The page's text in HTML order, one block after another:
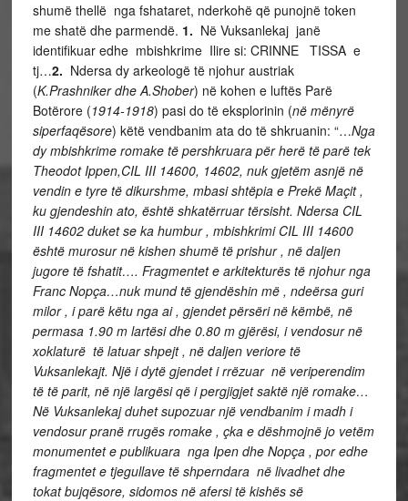
shumë thellë nga fshataret, nderkohë që punojnë token
me shatë dhe parmendë. 1. Në Vuksanlekaj janë
identifikuar edhe mbishkrime Ilire si: CRINNE TISSA e
tj…2. Ndersa dy arkeologë të njohur austriak
(K.Prashniker dhe A.Shober) në kohen e luftës Parë
Botërore (1914-1918) pasi do të eksplorinin (në mënyrë
siperfaqësore) këtë vendbanim ata do të shkruanin: “…Nga
dy mbishkrime romake të pershkruara për herë të parë tek
Theodot Ippen,CIL III 14600, 14602, nuk gjetëm asnjë në
vendin e tyre të dikurshme, mbasi shtëpia e Prekë Maçit ,
ku gjendeshin ato, është shkatërruar tërsisht. Ndersa CIL
III 14602 duket se ka humbur , mbishkrimi CIL III 14600
është murosur në kishen shumë të prishur , në daljen
jugore të fshatit…. Fragmentet e arkitekturës të njohur nga
Franc Nopça…nuk mund të gjendëshin më , ndeërsa guri
milor , i parë këtu nga ai , gjendet përsëri në këmbë, në
permasa 1.90 m lartësi dhe 0.80 m gjërësi, i vendosur në
xoklaturë të latuar shpejt , në daljen veriore të
Vuksanlekajt. Një i dytë gjendet i rrëzuar në veriperendim
të të parit, në një largësi që i pergjigjet saktë një romake…
Në Vuksanlekaj duhet supozuar një vendbanim i madh i
vendosur pranë rrugës romake , çka e dëshmojnë jo vetëm
monumentet e publikuara nga Ipen dhe Nopça , por edhe
fragmentet e tjegullave të shperndara në livadhet dhe
tokat bujqësore, sidomos në afersi të kishës së